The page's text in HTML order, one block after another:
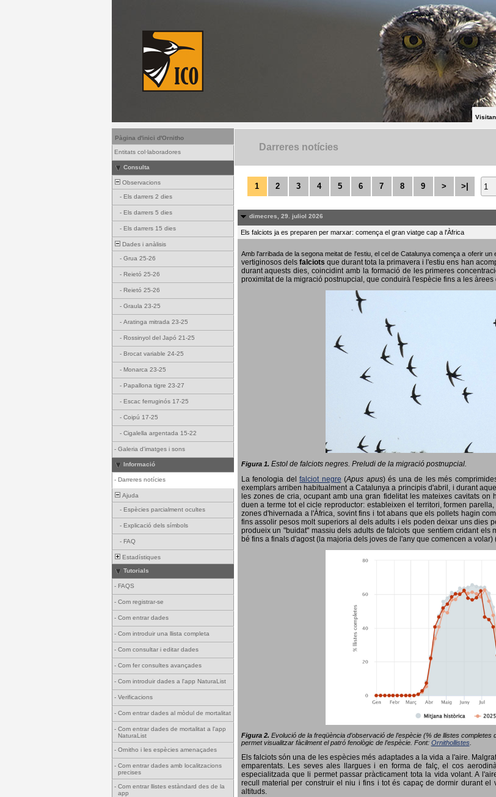
Pàgina d'inici d'Ornitho
Entitats col·laboradores
Consulta
Observacions
- Els darrers 2 dies
- Els darrers 5 dies
- Els darrers 15 dies
Dades i anàlisis
- Grua 25-26
- Reietó 25-26
- Reietó 25-26
- Graula 23-25
- Aratinga mitrada 23-25
- Rossinyol del Japó 21-25
- Brocat variable 24-25
- Monarca 23-25
- Papallona tigre 23-27
- Escac ferruginós 17-25
- Coipú 17-25
- Cigalella argentada 15-22
- Galeria d'imatges i sons
Informació
- Darreres notícies
Ajuda
- Espècies parcialment ocultes
- Explicació dels símbols
- FAQ
Estadístiques
Tutorials
- FAQS
- Com registrar-se
- Com entrar dades
- Com introduir una llista completa
- Com consultar i editar dades
- Com fer consultes avançades
- Com introduir dades a l'app NaturaList
- Verificacions
- Com entrar dades al mòdul de mortalitat
- Com entrar dades de mortalitat a l'app
NaturaList
- Ornitho i les espècies amenaçades
- Com entrar dades amb localitzacions
precises
- Com entrar llistes estàndard des de la
app
Darreres notícies
1 2 3 4 5 6 7 8 9 > >|
dimecres, 29. juliol 2026
Els falciots ja es preparen per marxar: comença el gran viatge cap a l'Àfrica
Amb l'arribada de la segona meitat de l'estiu, el cel de Catalunya comença a oferir
vertiginosos dels falciots que durant tota la primavera i l'estiu ens han
durant aquests dies, coincidint amb la formació de les primeres
proximitat de la migració postnupcial, que conduirà l'espècie fins a les
Figura 1. Estol de falciots negres. Preludi de la migració postnupcial.
La fenologia delfalciot negre (Apus apus) és una de les més
exemplars arriben habitualment a Catalunya a principis d'abril, i durant
les zones de cria, ocupant amb una gran fidelitat les mateixes cavitats
duen a terme tot el cicle reproductor: estableixen el territori, formen
zones d'hivernada a l'Àfrica, sovint fins i tot abans que els pollets hagin
fins assolir pesos molt superiors al dels adults i els poden deixar uns dies
produeix un "buidat" massiu dels adults de falciots que sentíem cridant
bé fins a finals d'agost (la majoria dels joves de l'any que comencen a volar)
Figura 2. Evolució de la freqüència d’observació de l’espècie (% de llistes completes
permet visualitzar fàcilment el patró fenològic de l’espècie. Font: Ornithollistes.
Els falciots són una de les espècies més adaptades a la vida a l'aire.
emparentats. Les seves ales llargues i en forma de falç, el cos
especialitzada que li permet passar pràcticament tota la vida volant. A
recull material per construir el niu i fins i tot és capaç de dormir durant
altituds.